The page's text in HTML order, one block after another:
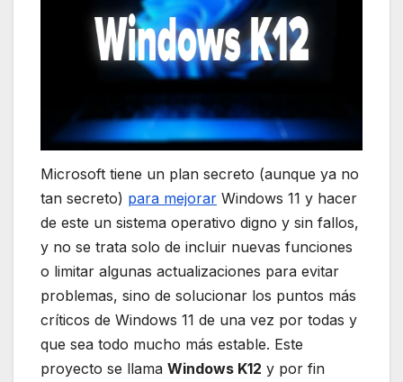
Microsoft tiene un plan secreto (aunque ya no
tan secreto) para mejorar Windows 11 y hacer
de este un sistema operativo digno y sin fallos,
y no se trata solo de incluir nuevas funciones
o limitar algunas actualizaciones para evitar
problemas, sino de solucionar los puntos más
críticos de Windows 11 de una vez por todas y
que sea todo mucho más estable. Este
proyecto se llama Windows K12 y por fin